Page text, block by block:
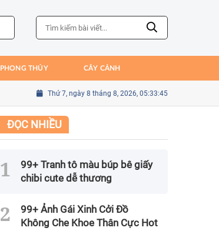
PHONG THỦY CÂY CẢNH
Sai lầm của Kim Seung-gyu trong trận gặp Mexico tại World
Thứ 7, ngày 8 tháng 8, 2026, 05:33:46
ĐỌC NHIỀU
99+ Tranh tô màu búp bê giấy
chibi cute dễ thương
99+ Ảnh Gái Xinh Cởi Đồ
Không Che Khoe Thân Cực Hot